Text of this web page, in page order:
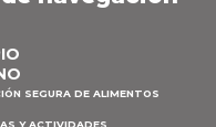
SEGURA DE ALIMENTOS
Y ACTIVIDADES